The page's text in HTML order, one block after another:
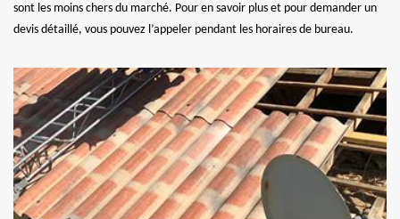
sont les moins chers du marché. Pour en savoir plus et pour demander un
devis détaillé, vous pouvez l’appeler pendant les horaires de bureau.